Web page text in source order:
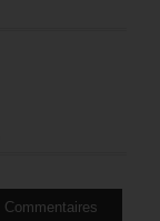
Commentaires